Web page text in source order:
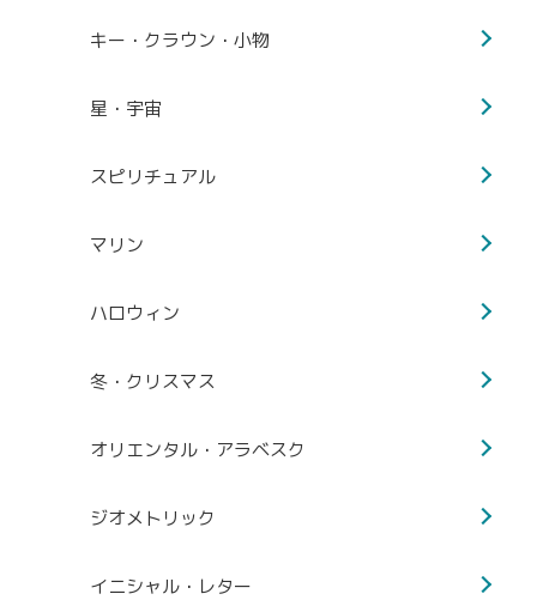
キー・クラウン・小物
星・宇宙
スピリチュアル
マリン
ハロウィン
冬・クリスマス
オリエンタル・アラベスク
ジオメトリック
イニシャル・レター